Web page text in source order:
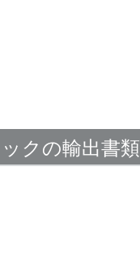
クの輸出書類